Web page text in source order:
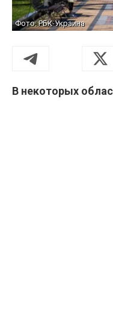
Фото: РБК-Украина
В некоторых